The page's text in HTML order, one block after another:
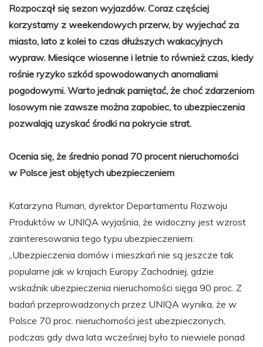
Rozpoczął się sezon wyjazdów. Coraz częściej
korzystamy z weekendowych przerw, by wyjechać za
miasto, lato z kolei to czas dłuższych wakacyjnych
wypraw. Miesiące wiosenne i letnie to również czas, kiedy
rośnie ryzyko szkód spowodowanych anomaliami
pogodowymi. Warto jednak pamiętać, że choć zdarzeniom
losowym nie zawsze można zapobiec, to ubezpieczenia
pozwalają uzyskać środki na pokrycie strat.
Ocenia się, że średnio ponad 70 procent nieruchomości
w Polsce jest objętych ubezpieczeniem
Katarzyna Ruman, dyrektor Departamentu Rozwoju
Produktów w UNIQA wyjaśnia, że widoczny jest wzrost
zainteresowania tego typu ubezpieczeniem:
„Ubezpieczenia domów i mieszkań nie są jeszcze tak
popularne jak w krajach Europy Zachodniej, gdzie
wskaźnik ubezpieczenia nieruchomości sięga 90 proc. Z
badań przeprowadzonych przez UNIQA wynika, że w
Polsce 70 proc. nieruchomości jest ubezpieczonych,
podczas gdy dwa lata wcześniej było to niewiele ponad